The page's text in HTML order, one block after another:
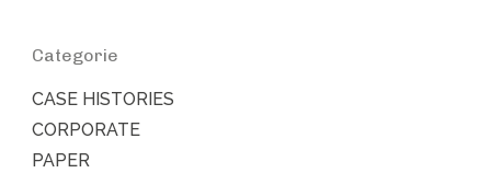
Categorie
CASE HISTORIES
CORPORATE
PAPER